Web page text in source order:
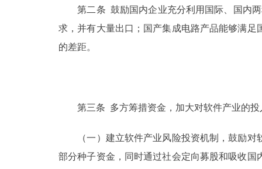
第二条 鼓励国内企业充分利用国际、国内两
求，并有大量出口；国产集成电路产品能够满
的差距。
第三条 多方筹措资金，加大对软件产业的投
（一）建立软件产业风险投资机制，鼓励对
部分种子资金，同时通过社会定向募股和吸收